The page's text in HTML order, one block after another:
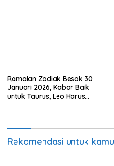
Ramalan Zodiak Besok 30
Januari 2026, Kabar Baik
untuk Taurus, Leo Harus
Rekomendasi untuk kamu